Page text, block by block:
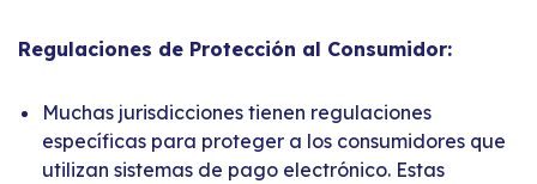
Regulaciones de Protección al Consumidor:
Muchas jurisdicciones tienen regulaciones
específicas para proteger a los consumidores que
utilizan sistemas de pago electrónico. Estas